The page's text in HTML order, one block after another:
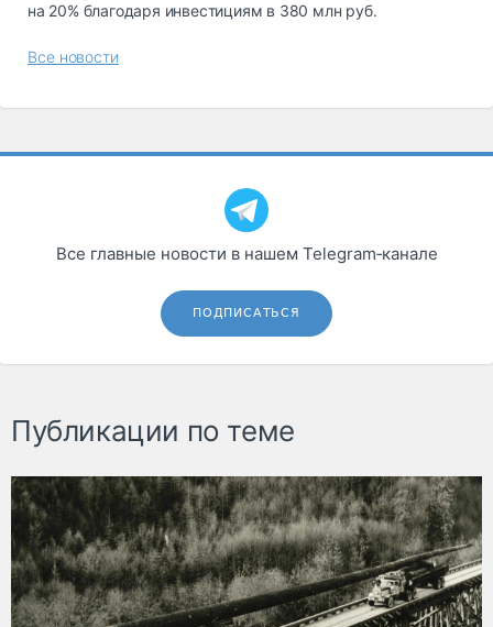
на 20% благодаря инвестициям в 380 млн руб.
Все новости
Все главные новости в нашем Telegram‑канале
ПОДПИСАТЬСЯ
Публикации по теме